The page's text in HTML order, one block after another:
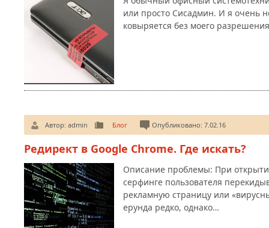
или просто Сисадмин. И я очень
ковыряется без моего
Автор: admin Блог Опубликовано: 7.02.16
Редирект в Google Chrome. Где искать?
Описание проблемы: При
серфинге пользователя
рекламную страницу или
ерунда редко, однако…